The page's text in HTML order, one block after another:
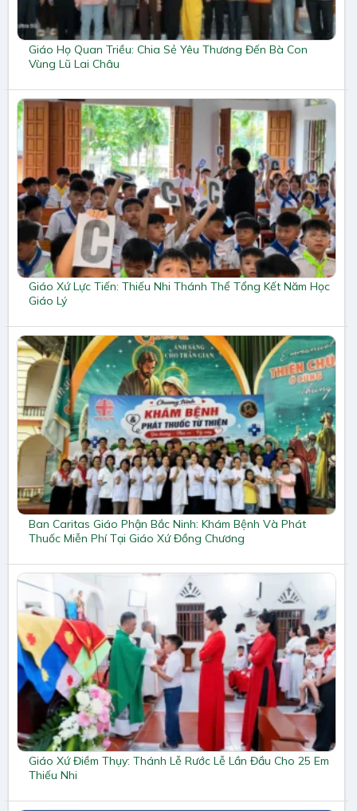
Giáo Họ Quan Triều: Chia Sẻ Yêu Thương Đến Bà Con
Vùng Lũ Lai Châu
Giáo Xứ Lực Tiến: Thiếu Nhi Thánh Thể Tổng Kết Năm Học
Giáo Lý
Ban Caritas Giáo Phận Bắc Ninh: Khám Bệnh Và Phát
Thuốc Miễn Phí Tại Giáo Xứ Đồng Chương
Giáo Xứ Điềm Thụy: Thánh Lễ Rước Lễ Lần Đầu Cho 25 Em
Thiếu Nhi